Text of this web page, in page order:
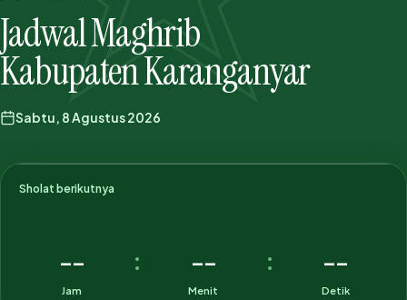
Jadwal Maghrib
Kabupaten Karanganyar
Sabtu, 8 Agustus 2026
Sholat berikutnya
--
Jam
: --
Menit
: --
Detik